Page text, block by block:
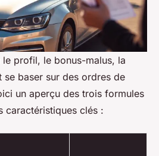
profil, le bonus-malus, la
baser sur des ordres de
un aperçu des trois formules
caractéristiques clés :